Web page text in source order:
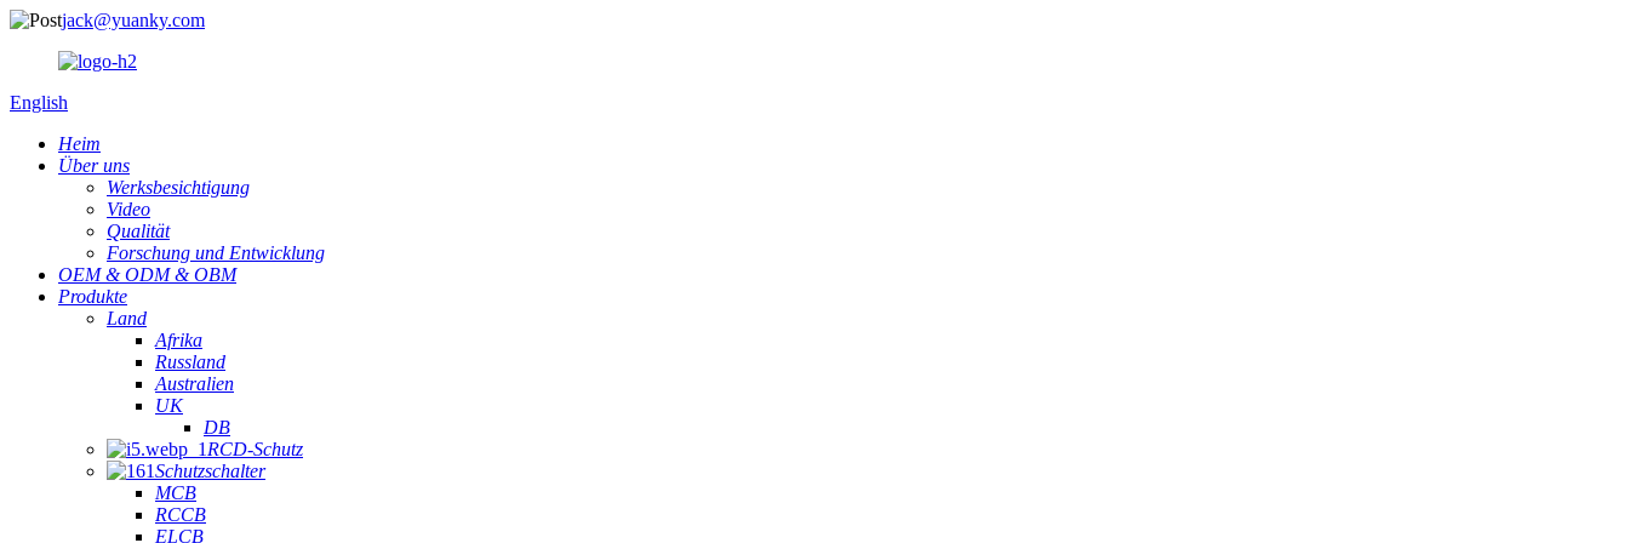
jack@yuanky.com
English
Heim
Über uns
Werksbesichtigung
Video
Qualität
Forschung und Entwicklung
OEM & ODM & OBM
Produkte
Land
Afrika
Russland
Australien
UK
DB
RCD-Schutz
Schutzschalter
MCB
RCCB
ELCB